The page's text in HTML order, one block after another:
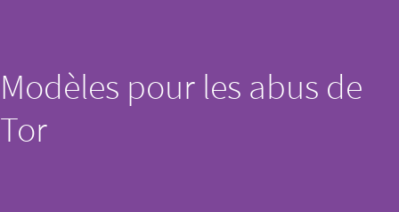
Modèles pour les abus de
Tor